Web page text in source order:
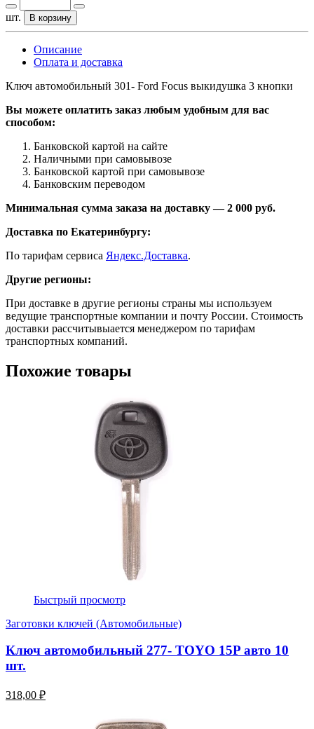
шт. В корзину
Описание
Оплата и доставка
Ключ автомобильный 301- Ford Focus выкидушка 3 кнопки
Вы можете оплатить заказ любым удобным для вас
способом:
Банковской картой на сайте
Наличными при самовывозе
Банковской картой при самовывозе
Банковским переводом
Минимальная сумма заказа на доставку — 2 000 руб.
Доставка по Екатеринбургу:
По тарифам сервиса Яндекс.Доставка.
Другие регионы:
При доставке в другие регионы страны мы используем
ведущие транспортные компании и почту России. Стоимость
доставки рассчитывыается менеджером по тарифам
транспортных компаний.
Похожие товары
Быстрый просмотр
Заготовки ключей (Автомобильные)
Ключ автомобильный 277- TOYO 15P авто 10
шт.
318,00 ₽